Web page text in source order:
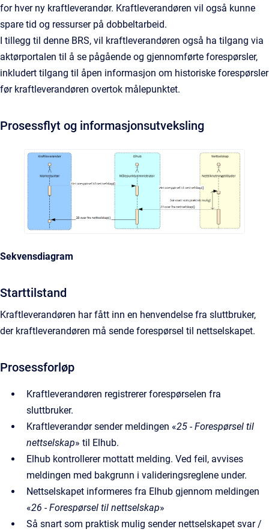
for hver ny kraftleverandør. Kraftleverandøren vil også kunne
spare tid og ressurser på dobbeltarbeid.
I tillegg til denne BRS, vil kraftleverandøren også ha tilgang via
aktørportalen til å se pågående og gjennomførte forespørsler,
inkludert tilgang til åpen informasjon om historiske forespørsler
før kraftleverandøren overtok målepunktet.
Prosessflyt og informasjonsutveksling
Sekvensdiagram
Starttilstand
Kraftleverandøren har fått inn en henvendelse fra sluttbruker,
der kraftleverandøren må sende forespørsel til nettselskapet.
Prosessforløp
Kraftleverandøren registrerer forespørselen fra
sluttbruker.
Kraftleverandør sender meldingen «25 - Forespørsel til
nettselskap» til Elhub.
Elhub kontrollerer mottatt melding. Ved feil, avvises
meldingen med bakgrunn i valideringsreglene under.
Nettselskapet informeres fra Elhub gjennom meldingen
«26 - Forespørsel til nettselskap»
Så snart som praktisk mulig sender nettselskapet svar /